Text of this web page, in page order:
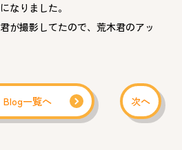
なりました。
が撮影してたので、荒木君のアッ
次へ
Blog一覧へ